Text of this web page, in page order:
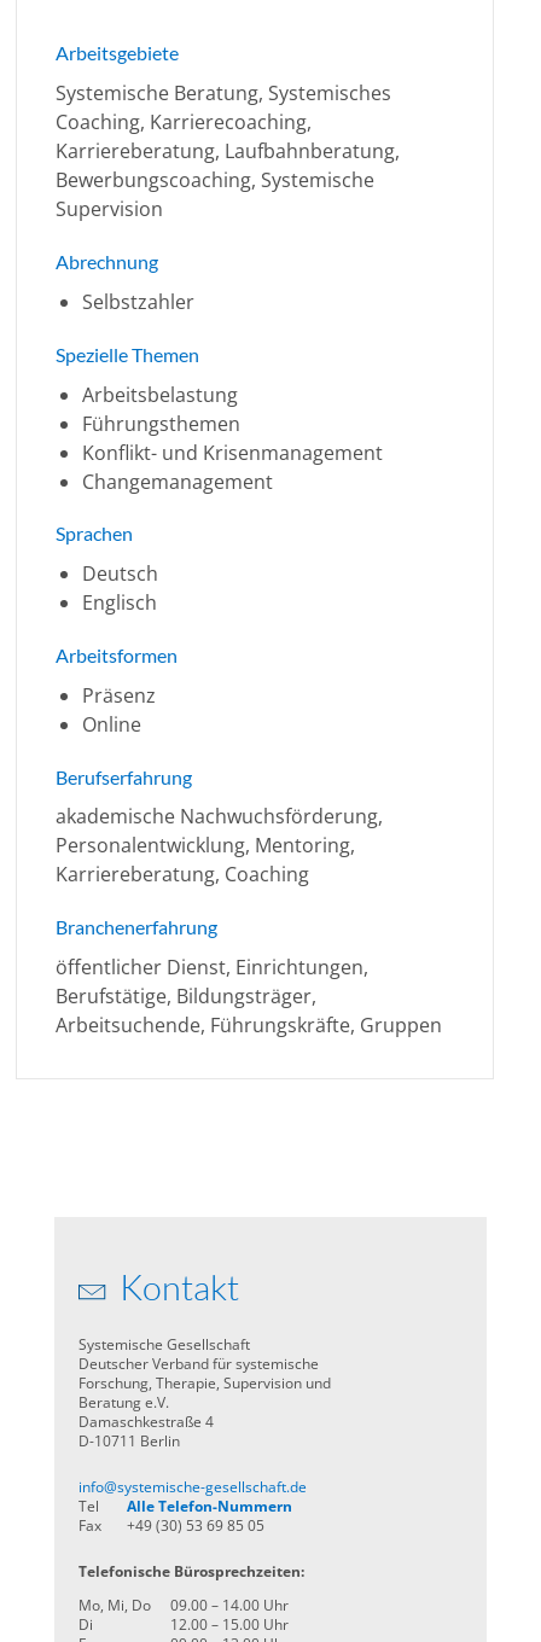
Arbeitsgebiete
Systemische Beratung, Systemisches
Coaching, Karrierecoaching,
Karriereberatung, Laufbahnberatung,
Bewerbungscoaching, Systemische
Supervision
Abrechnung
Selbstzahler
Spezielle Themen
Arbeitsbelastung
Führungsthemen
Konflikt- und Krisenmanagement
Changemanagement
Sprachen
Deutsch
Englisch
Arbeitsformen
Präsenz
Online
Berufserfahrung
akademische Nachwuchsförderung,
Personalentwicklung, Mentoring,
Karriereberatung, Coaching
Branchenerfahrung
öffentlicher Dienst, Einrichtungen,
Berufstätige, Bildungsträger,
Arbeitsuchende, Führungskräfte, Gruppen
Kontakt
Systemische Gesellschaft
Deutscher Verband für systemische
Forschung, Therapie, Supervision und
Beratung e.V.
Damaschkestraße 4
D-10711 Berlin
info@systemische-gesellschaft.de
Tel
Alle Telefon-Nummern
Fax
+49 (30) 53 69 85 05
Telefonische Bürosprechzeiten:
Mo, Mi, Do
09.00 – 14.00 Uhr
Di
12.00 – 15.00 Uhr